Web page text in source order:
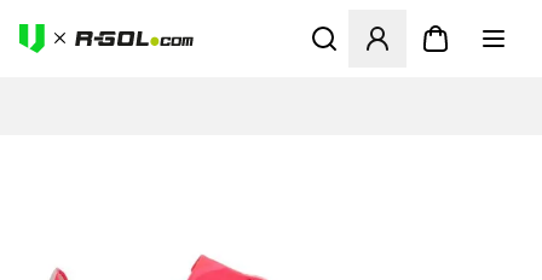
Otvorí modál na